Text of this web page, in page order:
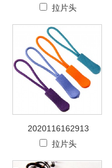
拉片头
2020116162913
拉片头